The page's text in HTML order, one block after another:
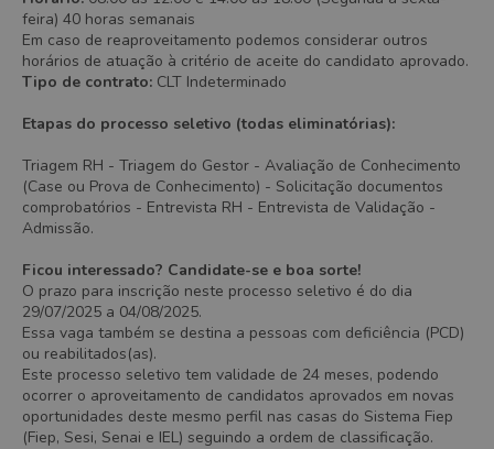
feira) 40 horas semanais
Em caso de reaproveitamento podemos considerar outros
horários de atuação à critério de aceite do candidato aprovado.
Tipo de contrato: CLT Indeterminado
Etapas do processo seletivo (todas eliminatórias):
Triagem RH - Triagem do Gestor - Avaliação de Conhecimento
(Case ou Prova de Conhecimento) - Solicitação documentos
comprobatórios - Entrevista RH - Entrevista de Validação -
Admissão.
Ficou interessado? Candidate-se e boa sorte!
O prazo para inscrição neste processo seletivo é do dia
29/07/2025 a 04/08/2025.
Essa vaga também se destina a pessoas com deficiência (PCD)
ou reabilitados(as).
Este processo seletivo tem validade de 24 meses, podendo
ocorrer o aproveitamento de candidatos aprovados em novas
oportunidades deste mesmo perfil nas casas do Sistema Fiep
(Fiep, Sesi, Senai e IEL) seguindo a ordem de classificação.